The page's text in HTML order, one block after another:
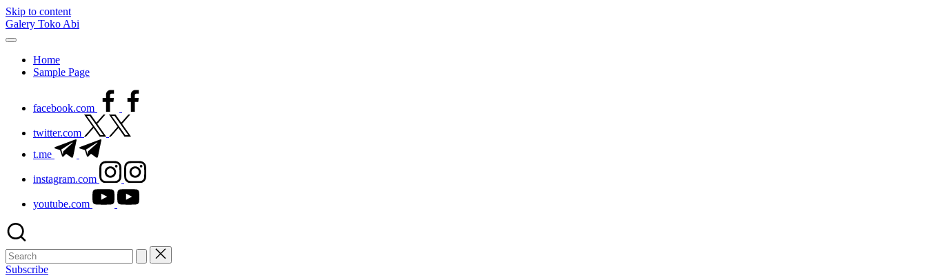
Skip to content
Galery Toko Abi
Home
Sample Page
facebook.com
twitter.com
t.me
instagram.com
youtube.com
Subscribe